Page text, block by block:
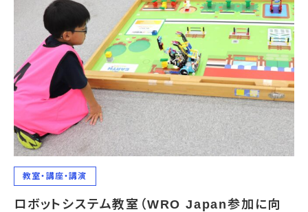
教室・講座・講演
ロボットシステム教室（WRO Japan参加に向